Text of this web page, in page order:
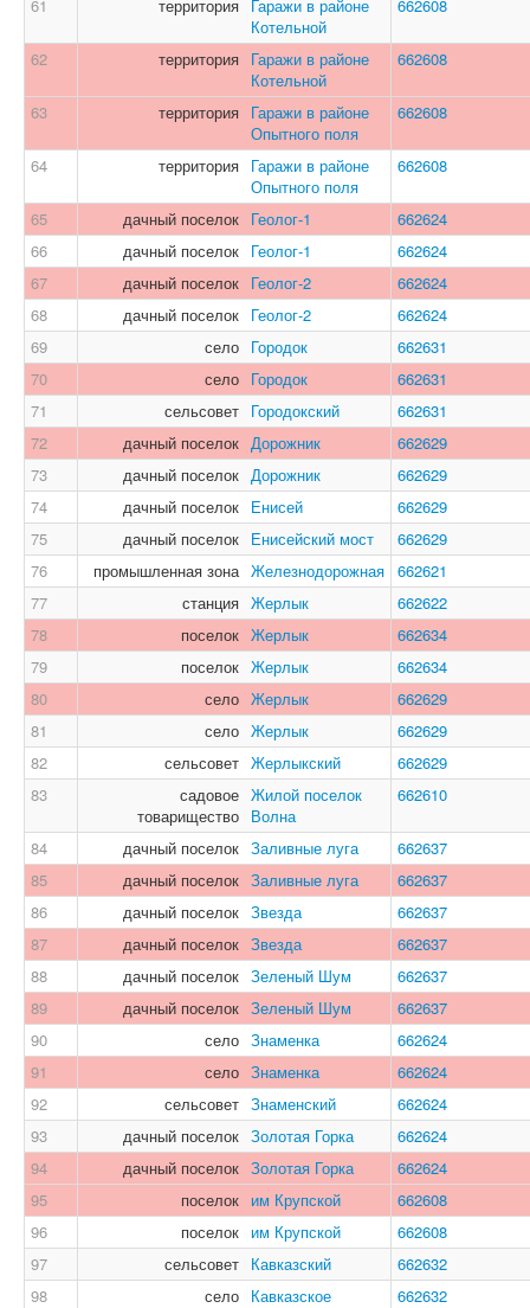
61 территория
Гаражи в районе
Котельной
662608
62 территория Гаражи в районе
Котельной
662608
63 территория Гаражи в районе
Опытного поля
662608
64 территория Гаражи в районе
Опытного поля
662608
65 дачный поселок Геолог-1
662624
66
дачный поселок Геолог-1
662624
67
дачный поселок Геолог-2
662624
68
дачный поселок Геолог-2
662624
69
село Городок
662631
70
село Городок
662631
71
сельсовет Городокский
662631
72
дачный поселок Дорожник
662629
73
дачный поселок Дорожник
662629
74
дачный поселок Енисей
662629
75
дачный поселок Енисейский мост
662629
76
промышленная зона Железнодорожная 662621
77
станция Жерлык
662622
78
поселок Жерлык
662634
79
поселок Жерлык
662634
80
село Жерлык
662629
81
село Жерлык
662629
82
сельсовет Жерлыкский
662629
83
садовое
товарищество
Жилой поселок
Волна
662610
84 дачный поселок Заливные луга
662637
85
дачный поселок Заливные луга
662637
86
дачный поселок Звезда
662637
87
дачный поселок Звезда
662637
88
дачный поселок Зеленый Шум
662637
89
дачный поселок Зеленый Шум
662637
90
село Знаменка
662624
91
село Знаменка
662624
92
сельсовет Знаменский
662624
93
дачный поселок Золотая Горка
662624
94
дачный поселок Золотая Горка
662624
95
поселок им Крупской
662608
96
поселок им Крупской
662608
97
сельсовет Кавказский
662632
98
село Кавказское
662632